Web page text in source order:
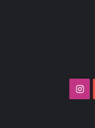
يوتيوب